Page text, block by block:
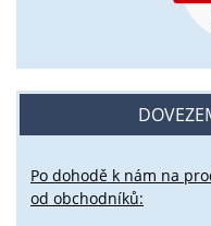
Po dohodě k nám na
od obchodníků: